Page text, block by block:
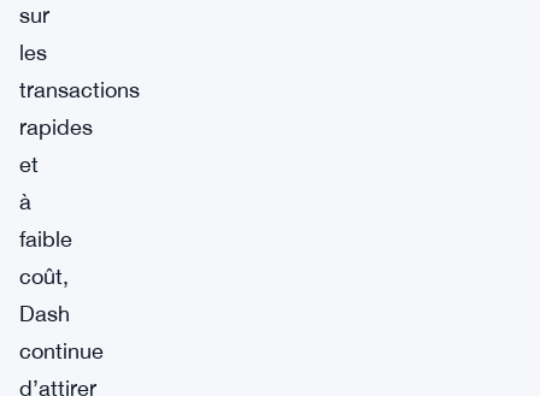
sur
les
transactions
rapides
et
à
faible
coût,
Dash
continue
d’attirer